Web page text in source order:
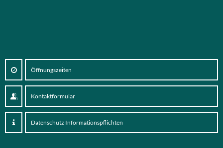
Öffnungszeiten
Kontaktformular
Datenschutz Informationspflichten